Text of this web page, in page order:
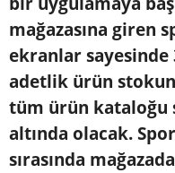
mağazasına giren
ekranlar sayesinde
adetlik ürün
tüm ürün kataloğu
altında olacak.
sırasında